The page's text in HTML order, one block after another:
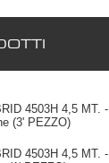
4503H 4,5 MT. -
(3' PEZZO)
4503H 4,5 MT. -